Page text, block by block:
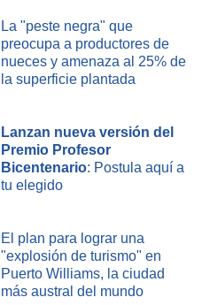
La "peste negra" que
preocupa a productores de
nueces y amenaza al 25% de
la superficie plantada
Lanzan nueva versión del
Premio Profesor
Bicentenario: Postula aquí a
tu elegido
El plan para lograr una
"explosión de turismo" en
Puerto Williams, la ciudad
más austral del mundo